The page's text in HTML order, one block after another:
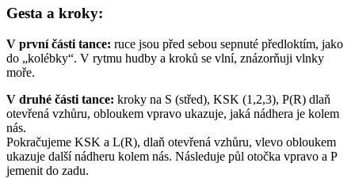
Gesta a kroky:
V první části tance: ruce jsou před sebou sepnuté předloktím, jako
do „kolébky“. V rytmu hudby a kroků se vlní, znázorňuji vlnky
moře.
V druhé části tance: kroky na S (střed), KSK (1,2,3), P(R) dlaň
otevřená vzhůru, obloukem vpravo ukazuje, jaká nádhera je kolem
nás.
Pokračujeme KSK a L(R), dlaň otevřená vzhůru, vlevo obloukem
ukazuje další nádheru kolem nás. Následuje půl otočka vpravo a P
jemenit do zadu.